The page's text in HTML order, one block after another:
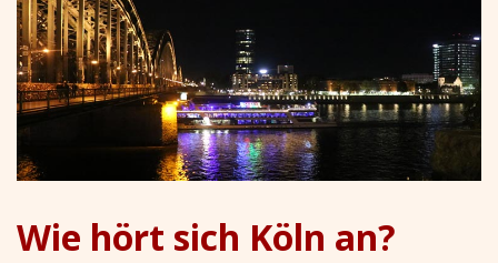
Wie hört sich Köln an?